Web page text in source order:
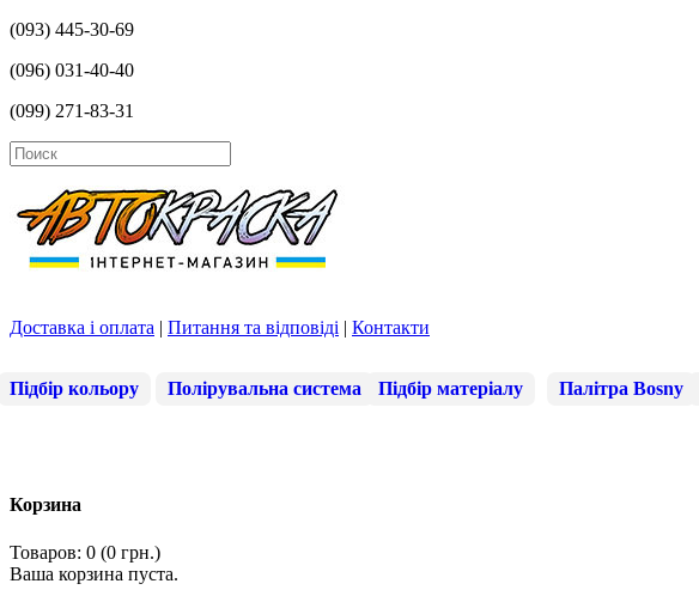
(093) 445-30-69
(096) 031-40-40
(099) 271-83-31
Доставка і оплата | Питання та відповіді | Контакти
Підбір кольору Полірувальна система Підбір матеріалу Палітра Bosny
Корзина
Товаров: 0 (0 грн.)
Ваша корзина пуста.